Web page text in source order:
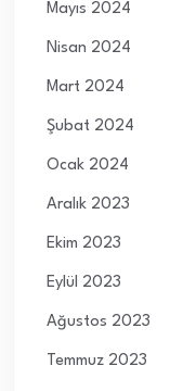
Mayıs 2024
Nisan 2024
Mart 2024
Şubat 2024
Ocak 2024
Aralık 2023
Ekim 2023
Eylül 2023
Ağustos 2023
Temmuz 2023